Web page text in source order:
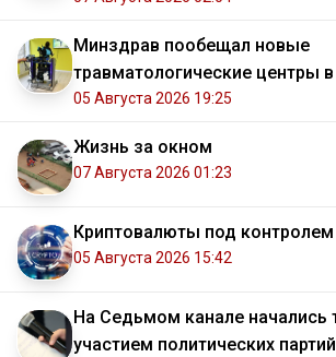
Минздрав пообещал новые
травматологические центры в
05 Августа 2026 19:25
Жизнь за окном
07 Августа 2026 01:23
Криптовалюты под контролем
05 Августа 2026 15:42
На Седьмом канале начались
участием политических партий